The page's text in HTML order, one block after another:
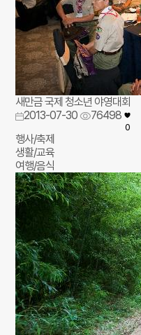
새만금 국제 청소년 야영대회
2013-07-30
76498
0
행사/축제
생활/교육
여행/음식